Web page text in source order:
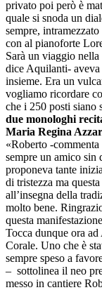
privato poi però è
quale si snoda un
sempre,
con al pianoforte
Sarà un viaggio
dice Aquilanti- aveva
insieme. Era un
vogliamo ricordare
che i 250 posti siano
due monologhi
Maria Regina
«Roberto -
sempre un amico sin
proponeva tante
di tristezza ma
all’insegna della
molto bene.
questa
Tocca dunque ora
Corale. Uno che è
sempre speso a
– sottolinea il neo
messo in cantiere